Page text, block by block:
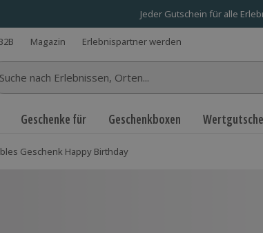
Jeder Gutschein für alle
Magazin Erlebnispartner werden
nach Erlebnissen...
Geschenke für Geschenkboxen
Geschenk Happy Birthday